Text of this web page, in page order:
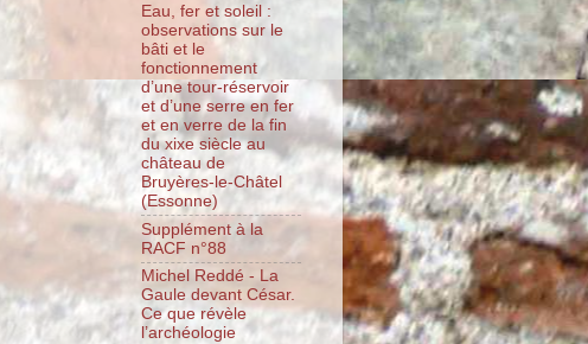
Eau, fer et soleil :
observations sur le
bâti et le
fonctionnement
d’une tour-réservoir
et d’une serre en fer
et en verre de la fin
du xixe siècle au
château de
Bruyères-le-Châtel
(Essonne)
Supplément à la
RACF n°88
Michel Reddé - La
Gaule devant César.
Ce que révèle
l’archéologie